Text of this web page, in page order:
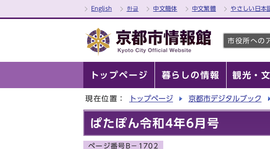
English 한글 中文簡体 中文繁體 やさしい日本
市役所への
トップページ 暮らしの情報 観光・
現在位置： トップページ 京都市デジタルブック
ぱたぽん令和4年6月号
ページ番号B－1702